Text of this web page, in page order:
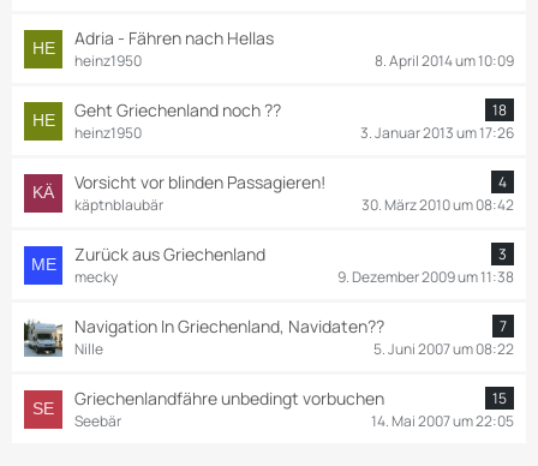
Adria - Fähren nach Hellas
heinz1950 8. April 2014 um 10:09
Geht Griechenland noch ??
18
heinz1950
3. Januar 2013 um 17:26
Vorsicht vor blinden Passagieren!
4
käptnblaubär
30. März 2010 um 08:42
Zurück aus Griechenland
3
mecky
9. Dezember 2009 um 11:38
Navigation In Griechenland, Navidaten??
7
Nille
5. Juni 2007 um 08:22
Griechenlandfähre unbedingt vorbuchen
15
Seebär
14. Mai 2007 um 22:05